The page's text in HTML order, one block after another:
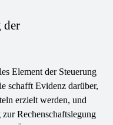
der
Element der Steuerung
schafft Evidenz darüber,
erzielt werden, und
Rechenschaftslegung